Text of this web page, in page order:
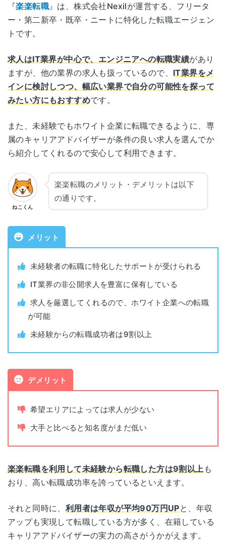
長野
長野県長野市中御所岡田町180-2
住友生命長野岡田町ビル1F
フロンティア丸杉ビル1F
静岡
静岡県静岡市葵区黒金町59-6
大同生命静岡ビル 10F
名古屋
愛知県名古屋市西区牛島町6-1
名古屋ルーセントタワー 5F
滋賀
京都府京都市下京区真苧屋町207番地
大阪府大阪市北区大深町4-20
グランフロント大阪タワーＡ22F
難波
パークスタワー30F
神戸
姫路
兵庫県姫路市南駅前町100
奈良県奈良市林小路町8-1
和歌山県和歌山市美園町5-1-8
鳥取
鳥取県鳥取市今町2-112
アクティ日ノ丸総本社ビル7F
サービス名 楽楽転職
公式サイト https://rakuraku-tenshoku.com/
運営会社 株式会社Nexil
職業紹介事業許可
13-ユ-315541
対象年代 20代
対象者
利用料金 無料
公開求人数 非公開
非公開求人数
『楽楽転職 』は、株式会社Nexilが運営する、フリータ
ー・第二新卒・既卒・ニートに特化した転職エージェン
トです。
求人はIT業界が中心で、エンジニアへの転職実績があり
ますが、他の業界の求人も扱っているので、 IT業界をメ
インに検討しつつ、幅広い業界で自分の可能性を探って
みたい方にもおすすめです。
また、未経験でもホワイト企業に転職できるように、専
属のキャリアアドバイザーが条件の良い求人を選んでか
ら紹介してくれるので安心して利用できます。
ねこくん
楽楽転職のメリット・デメリットは以下
の通りです。
メリット
未経験者の転職に特化したサポートが受けられる
IT業界の非公開求人を豊富に保有している
求人を厳選してくれるので、ホワイト企業への転職
が可能
未経験からの転職成功者は9割以上
デメリット
希望エリアによっては求人が少ない
大手と比べると知名度がまだ低い
楽楽転職を利用して未経験から転職した方は9割以上 も
おり、高い転職成功率を誇っているといえます。
それと同時に、 利用者は年収が平均90万円UPと、年収
アップも実現して転職している方が多く、在籍している
キャリアアドバイザーの実力の高さがうかがえます。